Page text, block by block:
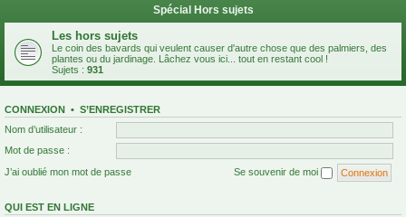
Spécial Hors sujets
Les hors sujets
Le coin des bavards qui veulent causer d'autre chose que des palmiers, des
plantes ou du jardinage. Lâchez vous ici... tout en restant cool !
Sujets : 931
CONNEXION • S’ENREGISTRER
Nom d’utilisateur :
Mot de passe :
J’ai oublié mon mot de passe
Se souvenir de moi
QUI EST EN LIGNE